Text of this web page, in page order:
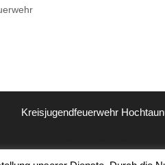
Kreisjugendfeuerwehr